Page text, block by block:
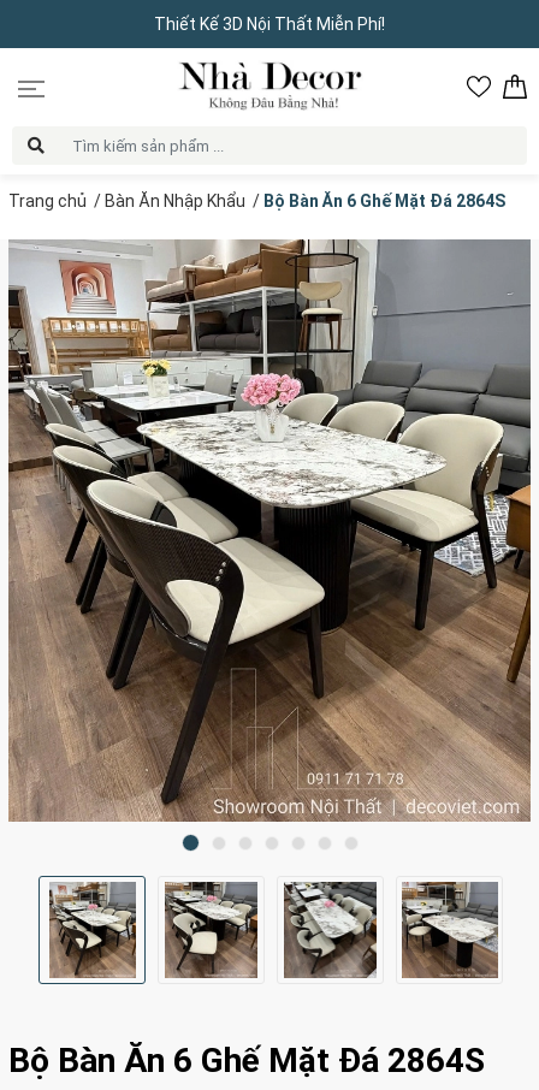
Thiết Kế 3D Nội Thất Miễn Phí!
Trang chủ / Bàn Ăn Nhập Khẩu / Bộ Bàn Ăn 6 Ghế Mặt Đá 2864S
Bộ Bàn Ăn 6 Ghế Mặt Đá 2864S